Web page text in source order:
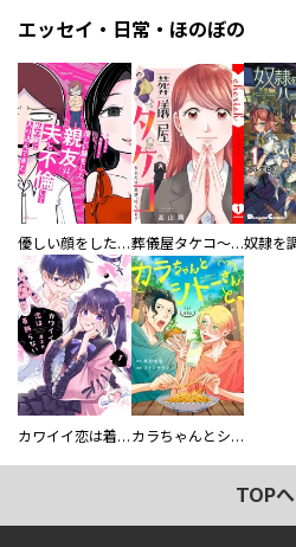
エッセイ・日常・ほのぼの
優しい顔をした親友は、夫と不倫して私の家に入り込んできた。 葬儀屋タケコ～あなたの最期、叶えます【電子単行本版】
カワイイ恋は着飾らない カラちゃんとシトーさんと、 【分冊版】
TOPへ